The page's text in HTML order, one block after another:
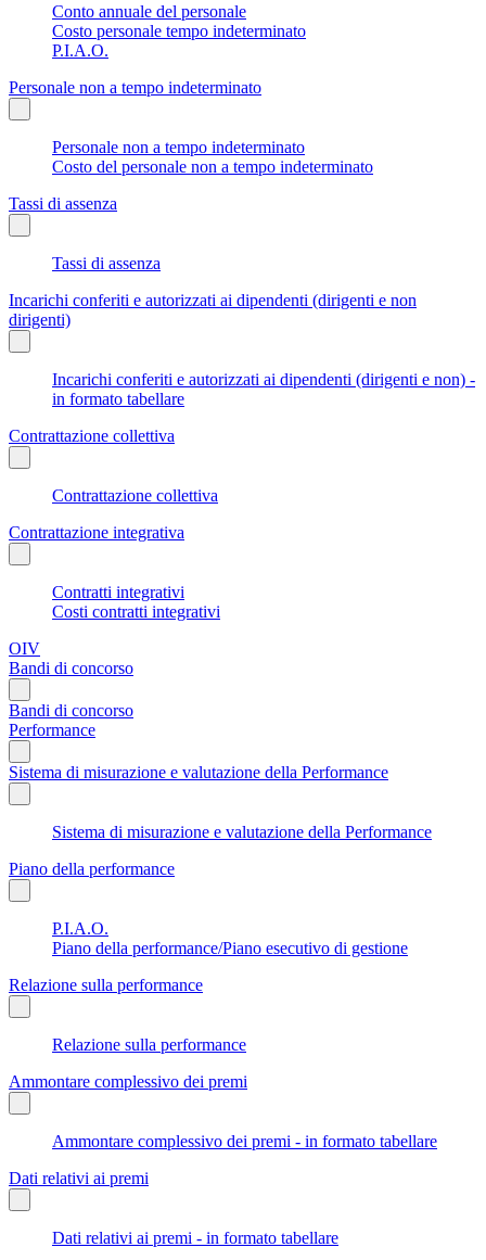
Conto annuale del personale
Costo personale tempo indeterminato
P.I.A.O.
Personale non a tempo indeterminato
Personale non a tempo indeterminato
Costo del personale non a tempo indeterminato
Tassi di assenza
Tassi di assenza
Incarichi conferiti e autorizzati ai dipendenti (dirigenti e non
dirigenti)
Incarichi conferiti e autorizzati ai dipendenti (dirigenti e non) -
in formato tabellare
Contrattazione collettiva
Contrattazione collettiva
Contrattazione integrativa
Contratti integrativi
Costi contratti integrativi
OIV
Bandi di concorso
Bandi di concorso
Performance
Sistema di misurazione e valutazione della Performance
Sistema di misurazione e valutazione della Performance
Piano della performance
P.I.A.O.
Piano della performance/Piano esecutivo di gestione
Relazione sulla performance
Relazione sulla performance
Ammontare complessivo dei premi
Ammontare complessivo dei premi - in formato tabellare
Dati relativi ai premi
Dati relativi ai premi - in formato tabellare